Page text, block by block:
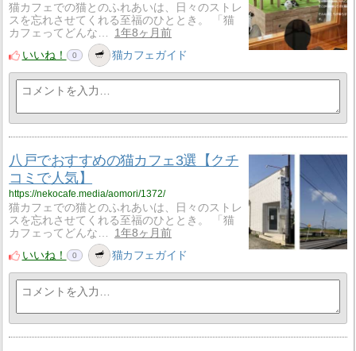
猫カフェでの猫とのふれあいは、日々のストレ
スを忘れさせてくれる至福のひととき。 「猫
カフェってどんな…
1年8ヶ月前
いいね！
0 猫カフェガイド
八戸でおすすめの猫カフェ3選【クチ
コミで人気】
https://nekocafe.media/aomori/1372/
猫カフェでの猫とのふれあいは、日々のストレ
スを忘れさせてくれる至福のひととき。 「猫
カフェってどんな…
1年8ヶ月前
いいね！
0 猫カフェガイド